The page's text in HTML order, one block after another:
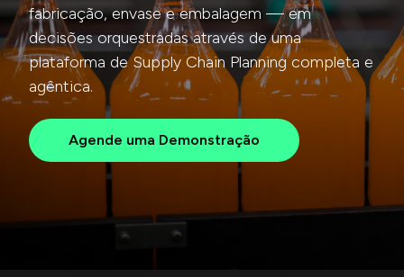
fabricação, envase e embalagem — em
decisões orquestradas através de uma
plataforma de Supply Chain Planning completa e
agêntica.
Agende uma Demonstração